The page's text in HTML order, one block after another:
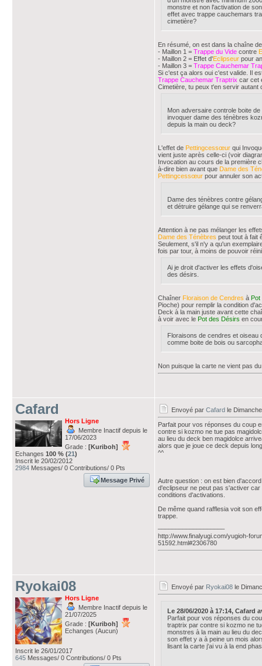
monstre et non l'activation de
effet avec trappe cauchemars
cimetière?
En résumé, on est dans la chaîne
- Maillon 1 = Trappe du Vide contre
- Maillon 2 = Effet d'Eclipseur pour
- Maillon 3 = Trappe Cauchemar
Si c'est ça alors oui c'est valide. Il
Trappe Cauchemar Traptrix car cet
Cimetière, tu peux t'en servir autant
Mon adversaire controle boite
invoquer dame des ténèbres
depuis la main ou deck?
L'effet de Pettingcessœur qui
vient juste après celle-ci (voir
Invocation au cours de la première
à-dire bien avant que Dame des
Pettingcessœur pour annuler son
Dame des ténèbres contre
et détruire gélange qui se
Attention à ne pas mélanger les
Dame des Ténèbres peut tout à fait
Seulement, s'il n'y a qu'un
fois par tour, à moins de pouvoir
Ai je droit d'activer les effets
des désirs.
Chaîner Floraison de Cendres à
Pioche) pour remplir la condition
Deck à la main juste avant cette
à voir avec le Pot des Désirs en
Floraisons de cendres et oiseau
comme boite de bois ou
Non puisque la carte ne vient pas
Cafard
Hors Ligne
Membre Inactif depuis le
17/06/2023
Grade : [Kuriboh]
Echanges 100 % (21)
Inscrit le 20/02/2012
2984 Messages/ 0 Contributions/ 0 Pts
Message Privé
Envoyé par Cafard le
Parfait pour vos réponses du coup
contre si kozmo ne tue pas
au lieu du deck ben magidolce
alors que je joue ce deck depuis
^^
Autre question : on est bien
d'eclipseur ne peut pas s'activer
conditions d'activations.
De même quand rafflesia voit son
trappe.
http://www.finalyugi.com/yugioh-
51592.html#2306780
Ryokai08
Hors Ligne
Membre Inactif depuis le
21/07/2025
Grade : [Kuriboh]
Echanges (Aucun)
Inscrit le 26/01/2017
645 Messages/ 0 Contributions/ 0 Pts
Envoyé par Ryokai08 le
Le 28/06/2020 à 17:14, Cafard
Parfait pour vos réponses du
traptrix par contre si kozmo ne
monstres à la main au lieu du
son effet y a à peine un mois
lisant la carte j'ai vu à la end